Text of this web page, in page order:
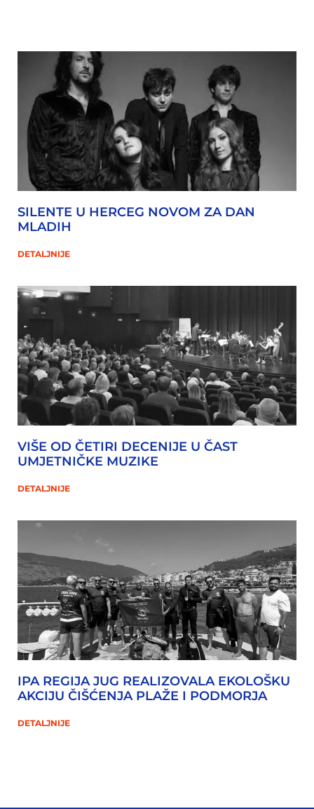
SILENTE U HERCEG NOVOM ZA DAN
MLADIH
DETALJNIJE
VIŠE OD ČETIRI DECENIJE U ČAST
UMJETNIČKE MUZIKE
DETALJNIJE
IPA REGIJA JUG REALIZOVALA EKOLOŠKU
AKCIJU ČIŠĆENJA PLAŽE I PODMORJA
DETALJNIJE